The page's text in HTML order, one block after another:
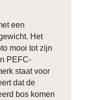
een
Het
mooi tot zijn
PEFC-
staat voor
dat de
bos komen